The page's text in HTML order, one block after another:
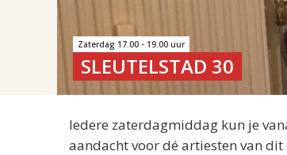
Zaterdag 17.00 - 19.00 uur
SLEUTELSTAD 30
Iedere zaterdagmiddag kun je
aandacht voor dé artiesten van